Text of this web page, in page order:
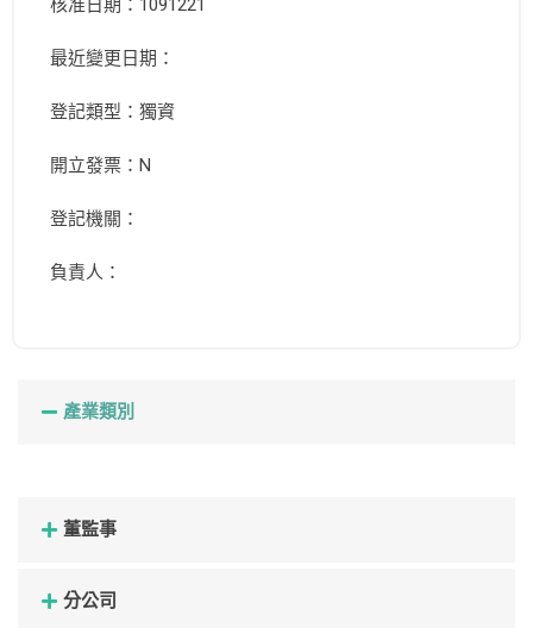
核准日期：1091221
最近變更日期：
登記類型：獨資
開立發票：N
登記機關：
負責人：
產業類別
董監事
分公司